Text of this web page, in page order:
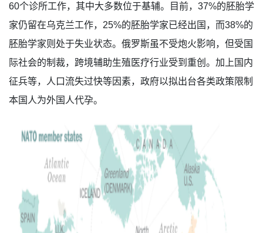
60个诊所工作，其中大多数位于基辅。目前，37%的胚胎学
家仍留在乌克兰工作，25%的胚胎学家已经出国，而38%的
胚胎学家则处于失业状态。俄罗斯虽不受炮火影响，但受国
际社会的制裁，跨境辅助生殖医疗行业受到重创。加上国内
征兵等，人口流失过快等因素，政府以拟出台各类政策限制
本国人为外国人代孕。